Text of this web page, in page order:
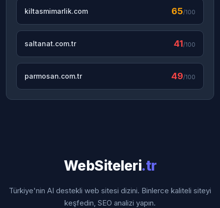
kiltasmimarlik.com 65/100
saltanat.com.tr 41/100
parmosan.com.tr 49/100
WebSiteleri.tr
Türkiye'nin AI destekli web sitesi dizini. Binlerce kaliteli siteyi
keşfedin, SEO analizi yapın.